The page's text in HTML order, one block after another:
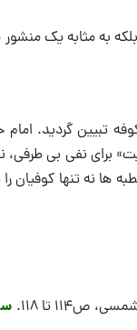
به مثابه یک منشور
تبیین گردید.
برای نفی بی
ها نه تنها کوفیان